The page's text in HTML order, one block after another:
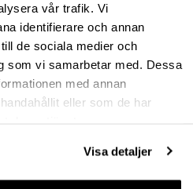
vår trafik. Vi
identifierare och annan
de sociala medier och
som vi samarbetar med. Dessa
med annan
eller som de har
Visa detaljer
Från 246,25 kr
Finns fler varianter
Köp